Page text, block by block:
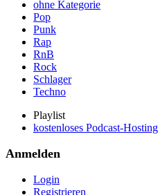
ohne Kategorie
Pop
Punk
Rap
RnB
Rock
Schlager
Techno
Playlist
kostenloses Podcast-Hosting
Anmelden
Login
Registrieren